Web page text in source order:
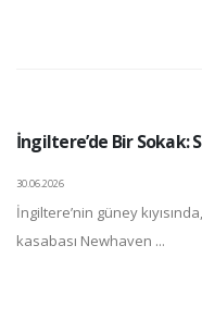
İngiltere’de Bir Sokak:
30.06.2026
İngiltere’nin güney
kasabası Newhaven ...